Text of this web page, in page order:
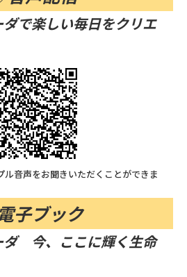
ダで楽しい毎日をクリエ
ル音声をお聞きいただくことができま
子ブック
ダ 今、ここに輝く生命